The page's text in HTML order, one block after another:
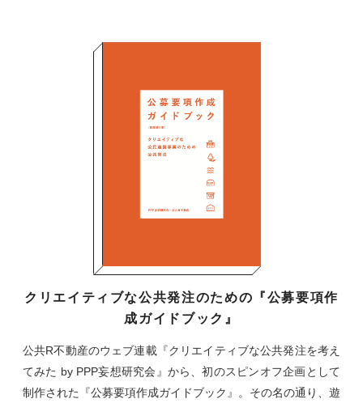
クリエイティブな公共発注のための『公募要項作
成ガイドブック』
公共R不動産のウェブ連載『クリエイティブな公共発注を考え
てみた by PPP妄想研究会』から、初のスピンオフ企画として
制作された『公募要項作成ガイドブック』。その名の通り、遊